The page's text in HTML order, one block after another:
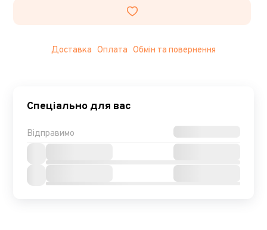
Доставка Оплата Обмін та повернення
Спеціально для вас
Відправимо